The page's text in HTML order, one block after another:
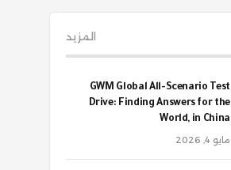
المزيد
GWM Global All-Scenario Test
Drive: Finding Answers for the
World, in China
مايو 4, 2026